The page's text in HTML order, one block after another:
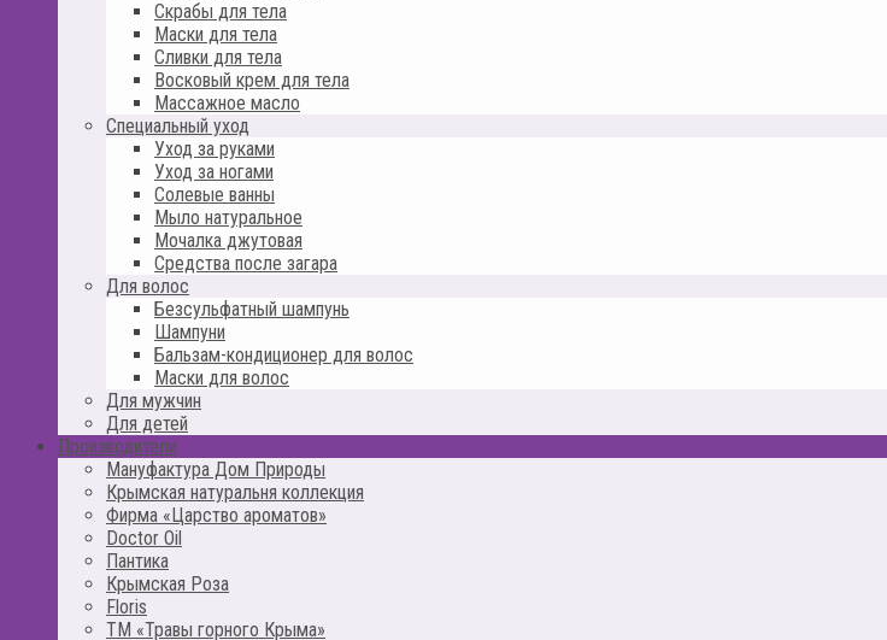
Скрабы для тела
Маски для тела
Сливки для тела
Восковый крем для тела
Массажное масло
Специальный уход
Уход за руками
Уход за ногами
Солевые ванны
Мыло натуральное
Мочалка джутовая
Средства после загара
Для волос
Безсульфатный шампунь
Шампуни
Бальзам-кондиционер для волос
Маски для волос
Для мужчин
Для детей
Производители
Мануфактура Дом Природы
Крымская натуральня коллекция
Фирма «Царство ароматов»
Doctor Oil
Пантика
Крымская Роза
Floris
ТМ «Травы горного Крыма»